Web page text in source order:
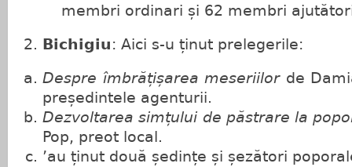
membri ordinari și 62 membri
Bichigiu: Aici s-u ținut prelegerile:
Despre îmbrățișarea meseriilorde
președintele agenturii.
Dezvoltarea simțului de păstrare la
Pop, preot local.
’au ținut două ședințe și șezători